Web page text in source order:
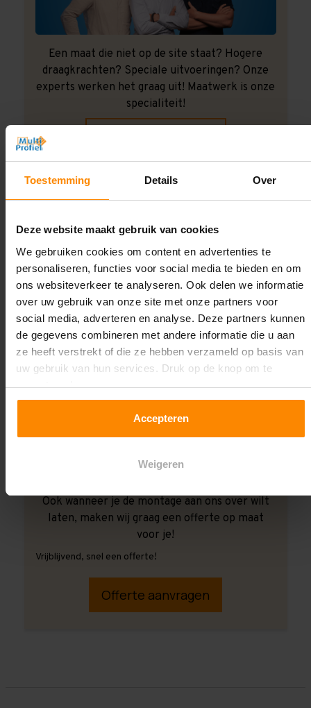
Toestemming Details Over
Deze website maakt gebruik van cookies
We gebruiken cookies om content en advertenties te
personaliseren, functies voor social media te bieden en om
ons websiteverkeer te analyseren. Ook delen we informatie
over uw gebruik van onze site met onze partners voor
social media, adverteren en analyse. Deze partners kunnen
de gegevens combineren met andere informatie die u aan
ze heeft verstrekt of die ze hebben verzameld op basis van
uw gebruik van hun services. Druk op de knop om te
accepteren!
Accepteren
Weigeren
Een maat die niet op de site staat? Hogere
draagkrachten? Speciale uitvoeringen? Onze
experts werken het graag uit! Maatwerk is onze
specialiteit!
Montage uitbesteden?
Ook wanneer je de montage aan ons over wilt
laten, maken wij graag een offerte op maat
voor je!
Vrijblijvend, snel een offerte!
Offerte aanvragen